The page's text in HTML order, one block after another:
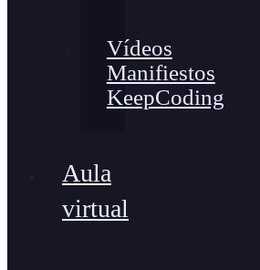
Vídeos
Manifiestos
KeepCoding
Aula
virtual